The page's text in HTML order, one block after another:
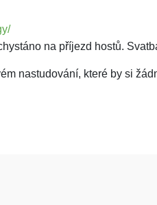
na příjezd hostů.
nastudování, které by si